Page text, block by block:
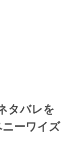
タバレを
ーワイズ